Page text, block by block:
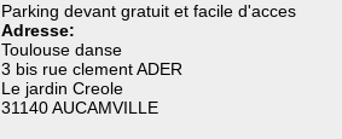
Parking devant gratuit et facile d'acces
Adresse:
Toulouse danse
3 bis rue clement ADER
Le jardin Creole
31140 AUCAMVILLE